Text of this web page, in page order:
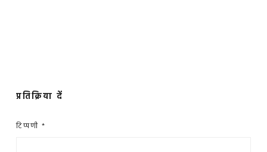
प्रतिक्रिया दें
टिप्पणी *